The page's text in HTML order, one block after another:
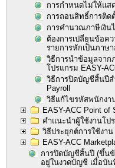
การกำหนดไม่ให้แส
การถอนสิทธิ์การติด
การคำนวณภาษีเงิน
ต้องการเปลี่ยนข้อค
รายการหักเป็นภาษ
วิธีการนำข้อมูลจาก
โปรแกรม EASY-
วิธีการปิดบัญชีสิ้นปีส
Payroll
วิธีแก้ไขรหัสพนักงา
EASY-ACC Point of
คำแนะนำผู้ใช้งานโป
วิธีประยุกต์การใช้งาน
EASY-ACC
การปิดบัญชีสิ้นปี (ขึ้น
อยู่ในงวดบัญชี เมื่อบัน